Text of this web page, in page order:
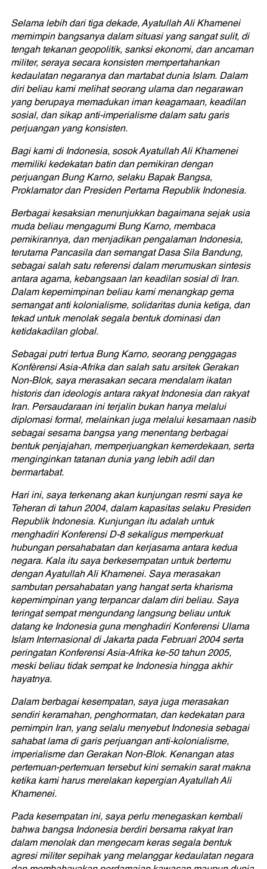
Selama lebih dari tiga dekade, Ayatullah Ali Khamenei
memimpin bangsanya dalam situasi yang sangat sulit, di
tengah tekanan geopolitik, sanksi ekonomi, dan ancaman
militer, seraya secara konsisten mempertahankan
kedaulatan negaranya dan martabat dunia Islam. Dalam
diri beliau kami melihat seorang ulama dan negarawan
yang berupaya memadukan iman keagamaan, keadilan
sosial, dan sikap anti-imperialisme dalam satu garis
perjuangan yang konsisten.
Bagi kami di Indonesia, sosok Ayatullah Ali Khamenei
memiliki kedekatan batin dan pemikiran dengan
perjuangan Bung Karno, selaku Bapak Bangsa,
Proklamator dan Presiden Pertama Republik Indonesia.
Berbagai kesaksian menunjukkan bagaimana sejak usia
muda beliau mengagumi Bung Karno, membaca
pemikirannya, dan menjadikan pengalaman Indonesia,
terutama Pancasila dan semangat Dasa Sila Bandung,
sebagai salah satu referensi dalam merumuskan sintesis
antara agama, kebangsaan lan keadilan sosial di Iran.
Dalam kepemimpinan beliau kami menangkap gema
semangat anti kolonialisme, solidaritas dunia ketiga, dan
tekad untuk menolak segala bentuk dominasi dan
ketidakadilan global.
Sebagai putri tertua Bung Karno, seorang penggagas
Konfèrensi Asia-Afrika dan salah satu arsitek Gerakan
Non-Blok, saya merasakan secara mendalam ikatan
historis dan ideologis antara rakyat Indonesia dan rakyat
Iran. Persaudaraan ini terjalin bukan hanya melalui
diplomasi formal, melainkan juga melalui kesamaan nasib
sebagai sesama bangsa yang menentang berbagai
bentuk penjajahan, memperjuangkan kemerdekaan, serta
menginginkan tatanan dunia yang lebih adil dan
bermartabat.
Hari ini, saya terkenang akan kunjungan resmi saya ke
Teheran di tahun 2004, dalam kapasitas selaku Presiden
Republik Indonesia. Kunjungan itu adalah untuk
menghadiri Konferensi D-8 sekaligus memperkuat
hubungan persahabatan dan kerjasama antara kedua
negara. Kala itu saya berkesempatan untuk bertemu
dengan Ayatullah Ali Khamenei. Saya merasakan
sambutan persahabatan yang hangat serta kharisma
kepemimpinan yang terpancar dalam diri beliau. Saya
teringat sempat mengundang langsung beliau untuk
datang ke Indonesia guna menghadiri Konferensi Ulama
Islam Internasional di Jakarta pada Februari 2004 serta
peringatan Konferensi Asia-Afrika ke-50 tahun 2005,
meski beliau tidak sempat ke Indonesia hingga akhir
hayatnya.
Dalam berbagai kesempatan, saya juga merasakan
sendiri keramahan, penghormatan, dan kedekatan para
pemimpin Iran, yang selalu menyebut Indonesia sebagai
sahabat lama di garis perjuangan anti-kolonialisme,
imperialisme dan Gerakan Non-Blok. Kenangan atas
pertemuan-pertemuan tersebut kini semakin sarat makna
ketika kami harus merelakan kepergian Ayatullah Ali
Khamenei.
Pada kesempatan ini, saya perlu menegaskan kembali
bahwa bangsa Indonesia berdiri bersama rakyat Iran
dalam menolak dan mengecam keras segala bentuk
agresi militer sepihak yang melanggar kedaulatan negara